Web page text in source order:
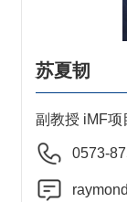
苏夏韧
副教授 iMF项
0573-